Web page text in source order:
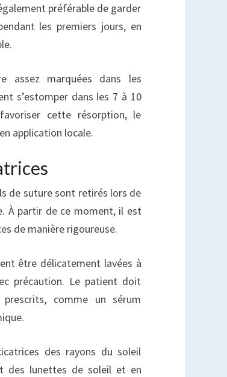
préférable de garder
les premiers jours, en
assez marquées dans les
s’estomper dans les 7 à 10
cette résorption, le
application locale.
de suture sont retirés lors de
À partir de ce moment, il est
de manière rigoureuse.
être délicatement lavées à
précaution. Le patient doit
comme un sérum
des rayons du soleil
des lunettes de soleil et en